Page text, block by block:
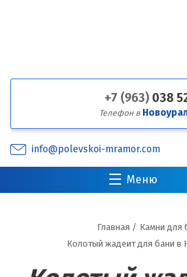
+7 (963) 038
Телефон в
info@polevskoi-mramor.com
Меню
Главная / Камни для
Колотый жадеит для бани в